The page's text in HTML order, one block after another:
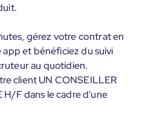
gérez votre contrat en
app et bénéficiez du suivi
au quotidien.
client UN CONSEILLER
H/F dans le cadre d'une